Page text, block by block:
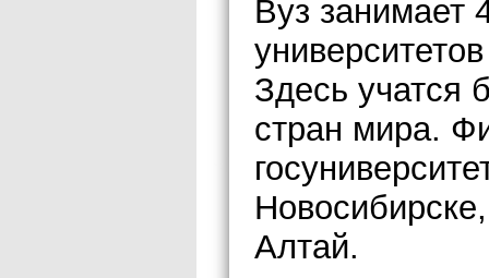
Вуз занимает
Здесь учатся
стран мира.
Алтай.